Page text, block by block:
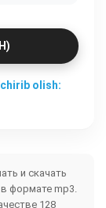
olish:
и скачать
в формате mp3.
128